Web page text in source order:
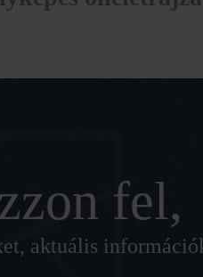
fel,
aktuális